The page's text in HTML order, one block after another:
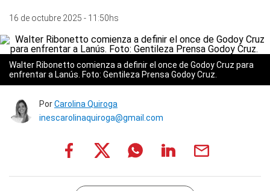
16 de octubre 2025 - 11:50hs
Walter Ribonetto comienza a definir el once de Godoy Cruz para
enfrentar a Lanús. Foto: Gentileza Prensa Godoy Cruz.
PorCarolina Quiroga
inescarolinaquiroga@gmail.com